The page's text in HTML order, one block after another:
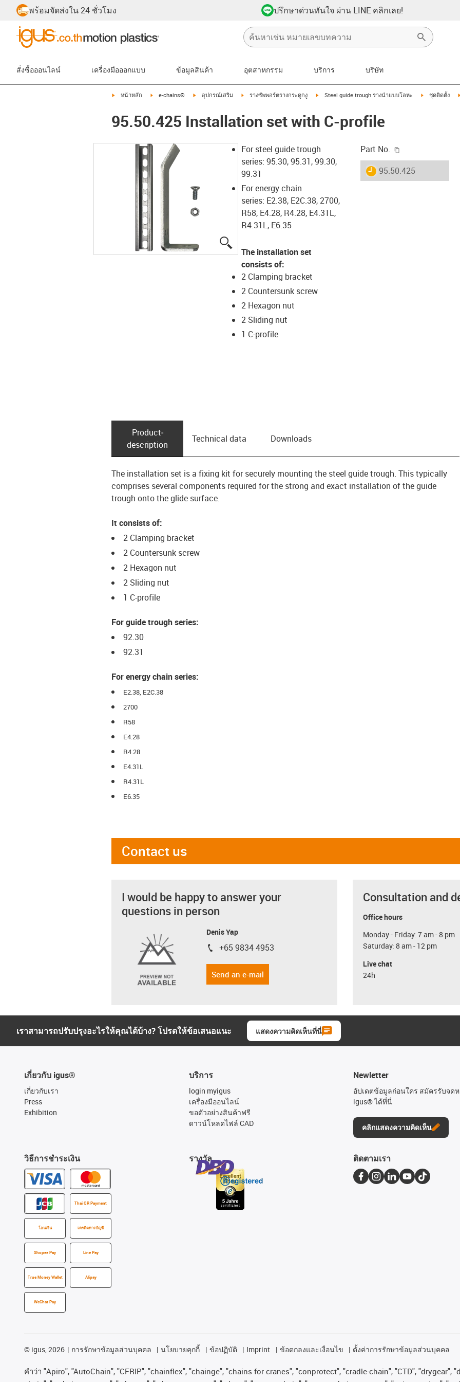
พร้อมจัดส่งใน 24 ชั่วโมง ปรึกษาด่วนทันใจ ผ่าน LINE คลิกเลย!
สั่งซื้อออนไลน์ เครื่องมือออกแบบ ข้อมูลสินค้า อุตสาหกรรม บริการ บริษัท
igus-icon-arrow-right
หน้าหลัก igus-icon-arrow-right
e-chains® igus-icon-arrow-right
อุปกรณ์เสริม igus-icon-arrow-right
รางซัพพอร์ตรางกระดูกงู igus-icon-arrow-right
Steel guide trough รางนำแบบโลหะ igus-icon-
ชุดติดตั้ง
95.50.425 Installation set with C-profile
For steel guide trough
series: 95.30, 95.31, 99.30,
99.31
For energy chain
series: E2.38, E2C.38, 2700,
R58, E4.28, R4.28, E4.31L,
R4.31L, E6.35
The installation set
consists of:
2 Clamping bracket
2 Countersunk screw
2 Hexagon nut
2 Sliding nut
1 C-profile
Part No.
igus-icon-lieferzeit
95.50.425
Product­
description
Technical data Downloads
The installation set is a fixing kit for securely mounting the steel guide trough. This typically
comprises several components required for the strong and exact installation of the guide
trough onto the glide surface.
It consists of:
2 Clamping bracket
2 Countersunk screw
2 Hexagon nut
2 Sliding nut
1 C-profile
For guide trough series:
92.30
92.31
For energy chain series:
E2.38, E2C.38
2700
R58
E4.28
R4.28
E4.31L
R4.31L
E6.35
Contact us
I would be happy to answer your
questions in person
Denis Yap
igus-icon-phone
+65 9834 4953
Send an e-mail
Consultation and
Office hours
Monday - Friday: 7 am - 8 pm
Saturday: 8 am - 12 pm
Live chat
24h
เราสามารถปรับปรุงอะไรให้คุณได้บ้าง? โปรดให้ข้อเสนอแนะ แสดงความคิดเห็นที่นี่
เกี่ยวกับ igus®
เกี่ยวกับเรา
Press
Exhibition
วิธีการชำระเงิน
Thai QR Payment
โอนเงิน เครดิตทางบัญชี
Shopee Pay Line Pay
True Money Wallet Alipay
WeChat Pay
บริการ
login myigus
เครื่องมืออนไลน์
ขอตัวอย่างสินค้าฟรี
ดาวน์โหลดไฟล์ CAD
รางวัล
Newletter
อัปเดตข้อมูลก่อนใคร สมัครรับจด
igus® ได้ที่นี่
คลิกแสดงความคิดเห็น
ติดตามเรา
© igus, 2026 การรักษาข้อมูลส่วนบุคคล นโยบายคุกกี้ ข้อปฏิบัติ Imprint ข้อตกลงและเงื่อนไข ตั้งค่าการรักษาข้อมูลส่วนบุคคล
คําว่า "Apiro", "AutoChain", "CFRIP", "chainflex", "chainge", "chains for cranes", "conprotect", "cradle-chain", "CTD", "drygear",